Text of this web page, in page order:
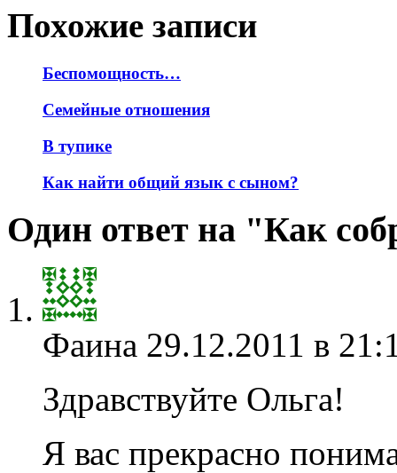
Похожие записи
Беспомощность…
Семейные отношения
В тупике
Как найти общий язык с сыном?
Один ответ на "Как
Фаина 29.12.2011 в
Здравствуйте Ольга!
Я вас прекрасно